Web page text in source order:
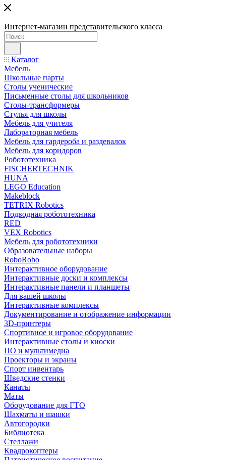
Интернет-магазин представительского класса
Каталог
Мебель
Школьные парты
Столы ученические
Письменные столы для школьников
Столы-трансформеры
Стулья для школы
Мебель для учителя
Лабораторная мебель
Мебель для гардероба и раздевалок
Мебель для коридоров
Робототехника
FISCHERTECHNIK
HUNA
LEGO Education
Makeblock
TETRIX Robotics
Подводная робототехника
RED
VEX Robotics
Мебель для робототехники
Образовательные наборы
RoboRobo
Интерактивное оборудование
Интерактивные доски и комплексы
Интерактивные панели и планшеты
Для вашей школы
Интерактивные комплексы
Документирование и отображение информации
3D-принтеры
Спортивное и игровое оборудование
Интерактивные столы и киоски
ПО и мультимедиа
Проекторы и экраны
Спорт инвентарь
Шведские стенки
Канаты
Маты
Оборудование для ГТО
Шахматы и шашки
Автогородки
Библиотека
Стеллажи
Квадрокоптеры